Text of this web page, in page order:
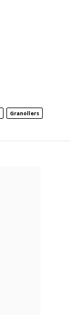
Granollers